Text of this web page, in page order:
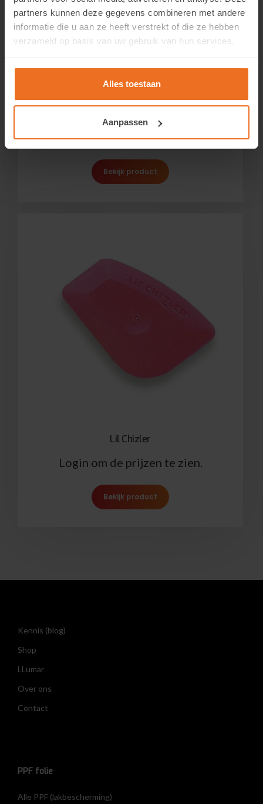
partners kunnen deze gegevens combineren met andere
informatie die u aan ze heeft verstrekt of die ze hebben
verzameld op basis van uw gebruik van hun services.
Alles toestaan
Aanpassen
Login om de prijzen te zien.
Bekijk product
Lil Chizler
Login om de prijzen te zien.
Bekijk product
Kennis (blog)
Shop
LLumar
Over ons
Contact
PPF folie
Alle PPF (lakbescherming)